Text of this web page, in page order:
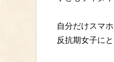
自分だけスマ
反抗期女子に